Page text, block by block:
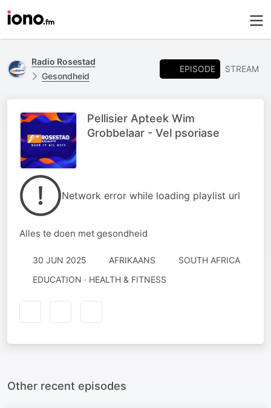
Radio Rosestad
Gesondheid
EPISODE STREAM
Pellisier Apteek Wim
Grobbelaar - Vel psoriase
Network error while loading playlist url
Alles te doen met gesondheid
30 JUN 2025 AFRIKAANS
SOUTH AFRICA
EDUCATION · HEALTH & FITNESS
Other recent episodes